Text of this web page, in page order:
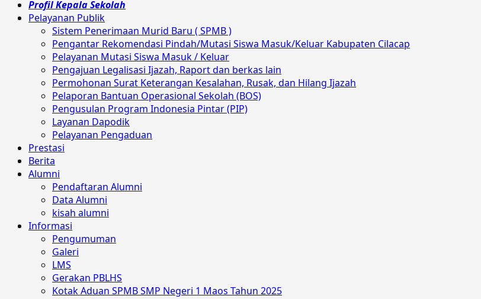
Profil Kepala Sekolah
Pelayanan Publik
Sistem Penerimaan Murid Baru ( SPMB )
Pengantar Rekomendasi Pindah/Mutasi Siswa Masuk/Keluar Kabupaten Cilacap
Pelayanan Mutasi Siswa Masuk / Keluar
Pengajuan Legalisasi Ijazah, Raport dan berkas lain
Permohonan Surat Keterangan Kesalahan, Rusak, dan Hilang Ijazah
Pelaporan Bantuan Operasional Sekolah (BOS)
Pengusulan Program Indonesia Pintar (PIP)
Layanan Dapodik
Pelayanan Pengaduan
Prestasi
Berita
Alumni
Pendaftaran Alumni
Data Alumni
kisah alumni
Informasi
Pengumuman
Galeri
LMS
Gerakan PBLHS
Kotak Aduan SPMB SMP Negeri 1 Maos Tahun 2025